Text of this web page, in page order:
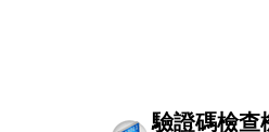
驗證碼檢查